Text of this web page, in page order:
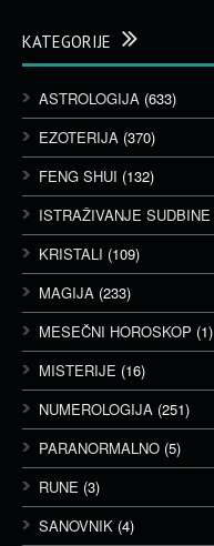
KATEGORIJE
ASTROLOGIJA (633)
EZOTERIJA (370)
FENG SHUI (132)
ISTRAŽIVANJE SUDBINE
KRISTALI (109)
MAGIJA (233)
MESEČNI HOROSKOP (1)
MISTERIJE (16)
NUMEROLOGIJA (251)
PARANORMALNO (5)
RUNE (3)
SANOVNIK (4)